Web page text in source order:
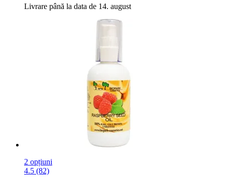
Livrare până la data de 14. august
2 opțiuni
4.5 (82)